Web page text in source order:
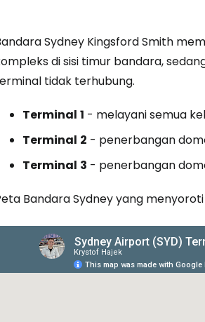
Sydney Kingsford Smith
di sisi timur bandara,
tidak terhubung.
Terminal 1 - melayani semua
Terminal 2 - penerbangan
Terminal 3 - penerbangan
Bandara Sydney yang